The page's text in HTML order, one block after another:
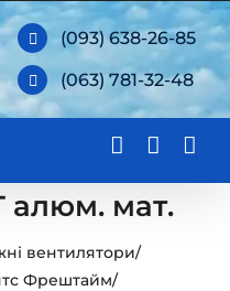
(093) 638-26-85
(063) 781-32-48
алюм. мат.
вентилятори/
Фрештайм/